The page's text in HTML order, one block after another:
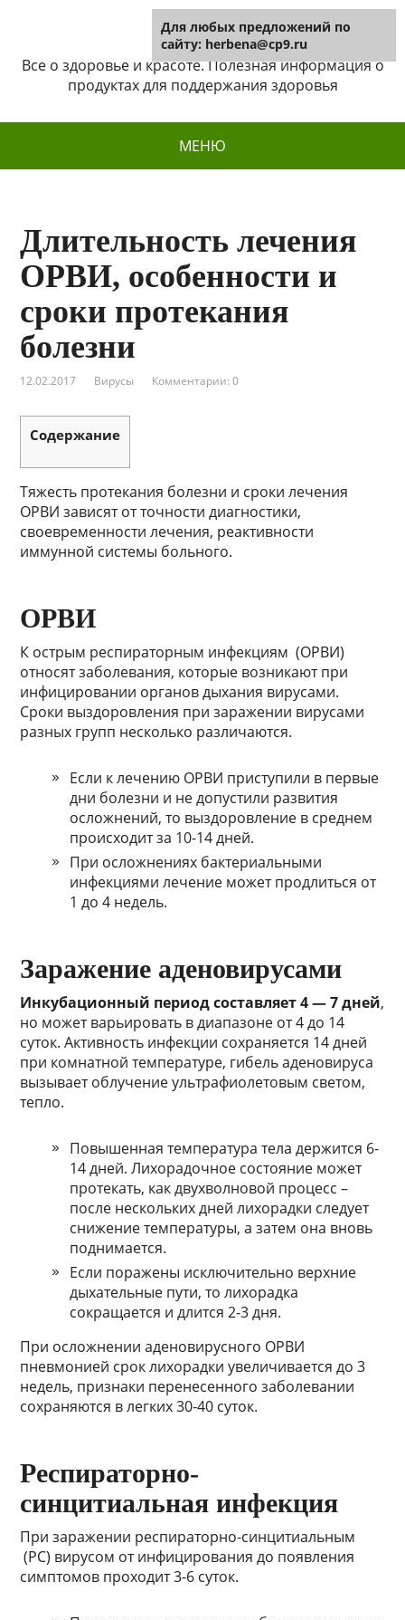
Herbena
Все о здоровье и красоте. Полезная информация о
продуктах для поддержания здоровья
МЕНЮ
Длительность лечения
ОРВИ, особенности и
сроки протекания
болезни
12.02.2017 Вирусы Комментарии: 0
Содержание
Тяжесть протекания болезни и сроки лечения
ОРВИ зависят от точности диагностики,
своевременности лечения, реактивности
иммунной системы больного.
ОРВИ
К острым респираторным инфекциям (ОРВИ)
относят заболевания, которые возникают при
инфицировании органов дыхания вирусами.
Сроки выздоровления при заражении вирусами
разных групп несколько различаются.
Если к лечению ОРВИ приступили в первые
дни болезни и не допустили развития
осложнений, то выздоровление в среднем
происходит за 10-14 дней.
При осложнениях бактериальными
инфекциями лечение может продлиться от
1 до 4 недель.
Заражение аденовирусами
Инкубационный период составляет 4 — 7 дней,
но может варьировать в диапазоне от 4 до 14
суток. Активность инфекции сохраняется 14 дней
при комнатной температуре, гибель аденовируса
вызывает облучение ультрафиолетовым светом,
тепло.
Повышенная температура тела держится 6-
14 дней. Лихорадочное состояние может
протекать, как двухволновой процесс –
после нескольких дней лихорадки следует
снижение температуры, а затем она вновь
поднимается.
Если поражены исключительно верхние
дыхательные пути, то лихорадка
сокращается и длится 2-3 дня.
При осложнении аденовирусного ОРВИ
пневмонией срок лихорадки увеличивается до 3
недель, признаки перенесенного заболевании
сохраняются в легких 30-40 суток.
Респираторно-
синцитиальная инфекция
При заражении респираторно-синцитиальным
(РС) вирусом от инфицирования до появления
симптомов проходит 3-6 суток.
Для любых предложений по
сайту: herbena@cp9.ru